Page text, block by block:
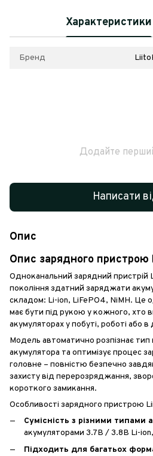
Характеристики
Бренд
Додайте
Написати
Опис
Опис зарядного
Одноканальний зарядний пристрій
покоління здатний заряджати
складом: Li-ion, LiFePO4, NiMH. Це
має бути під рукою у кожного, хто
акумуляторах у побуті, роботі або в
Модель автоматично розпізнає тип
акумулятора та оптимізує процес
головне – повністю безпечно
захисту від перерозряджання,
короткого замикання.
Особливості зарядного пристрою
Сумісність з різними типами
акумуляторами 3.7В / 3.8В Li-
Підходить для багатьох